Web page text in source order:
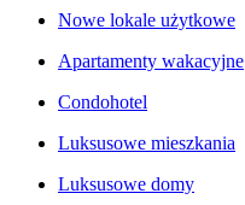
Nowe lokale użytkowe
Apartamenty wakacyjne
Condohotel
Luksusowe mieszkania
Luksusowe domy